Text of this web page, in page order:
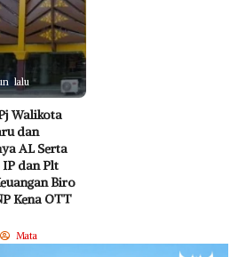
lalu
Walikota
dan
AL Serta
IP dan Plt
Biro
Kena OTT
Mata